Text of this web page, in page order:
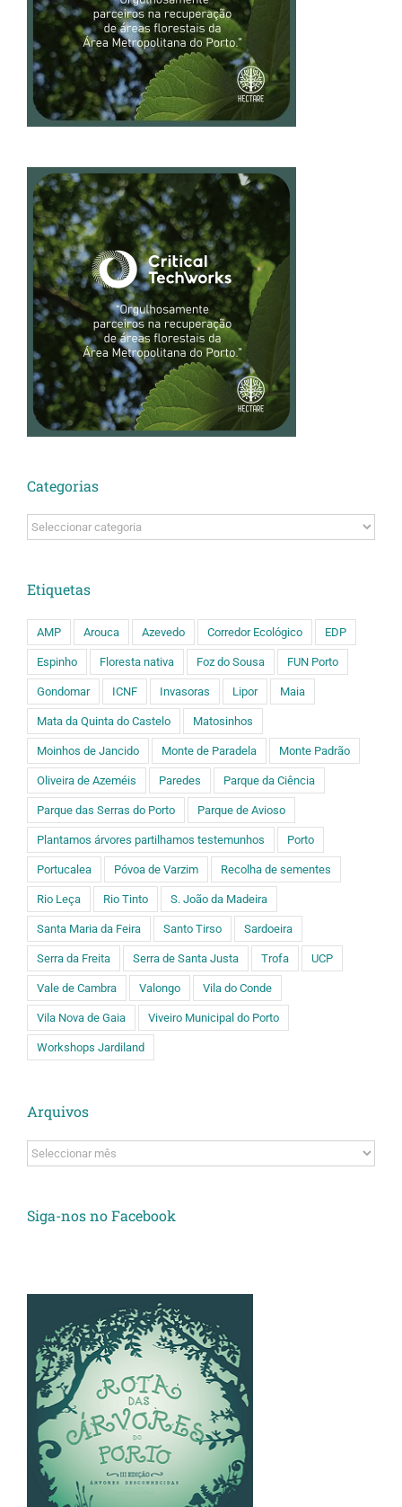
Categorias
Categorias
Etiquetas
AMP Arouca Azevedo Corredor Ecológico EDP
Espinho Floresta nativa Foz do Sousa FUN Porto
Gondomar ICNF Invasoras Lipor Maia
Mata da Quinta do Castelo Matosinhos
Moinhos de Jancido Monte de Paradela Monte Padrão
Oliveira de Azeméis Paredes Parque da Ciência
Parque das Serras do Porto Parque de Avioso
Plantamos árvores partilhamos testemunhos Porto
Portucalea Póvoa de Varzim Recolha de sementes
Rio Leça Rio Tinto S. João da Madeira
Santa Maria da Feira Santo Tirso Sardoeira
Serra da Freita Serra de Santa Justa Trofa UCP
Vale de Cambra Valongo Vila do Conde
Vila Nova de Gaia Viveiro Municipal do Porto
Workshops Jardiland
Arquivos
Arquivos
Siga-nos no Facebook